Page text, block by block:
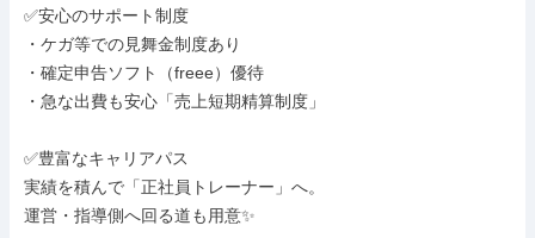
✅安心のサポート制度
・ケガ等での見舞金制度あり
・確定申告ソフト（freee）優待
・急な出費も安心「売上短期精算制度」
✅豊富なキャリアパス
実績を積んで「正社員トレーナー」へ。
運営・指導側へ回る道も用意✨